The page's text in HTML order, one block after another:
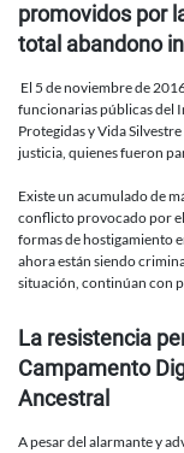
promovidos por
total abandono
El 5 de noviembre de
funcionarias públicas del
Protegidas y Vida
justicia, quienes fueron
Existe un acumulado de
conflicto provocado por el
formas de hostigamiento
ahora están siendo
situación, continúan con
La resistencia
Campamento
Ancestral
A pesar del alarmante y